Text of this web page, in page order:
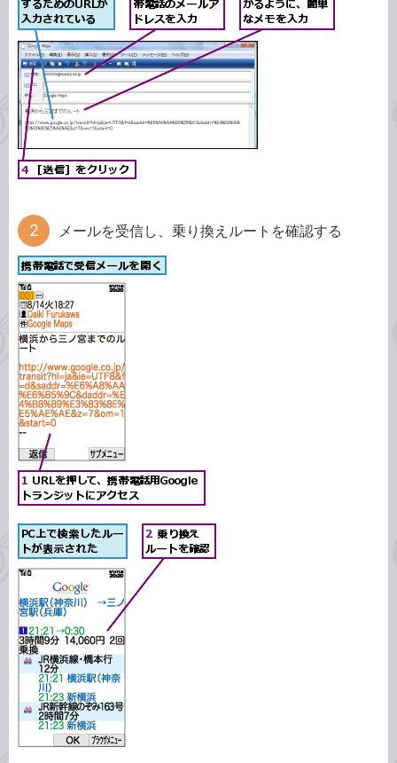
メールを受信し、乗り換えルートを確認する